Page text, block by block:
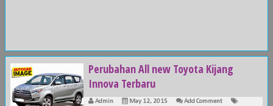
Perubahan All new Toyota Kijang
Innova Terbaru
Admin May 12, 2015
Add Comment